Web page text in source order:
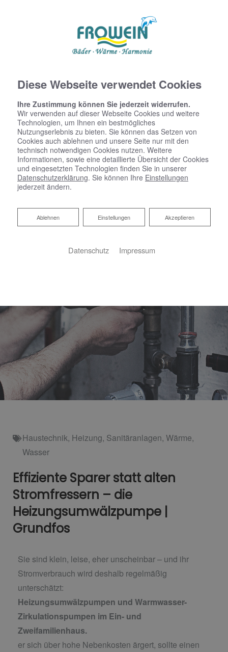
Haustechnik, Heizung, Sanitäranlagen, Wärme,
Wasser
Effiziente Sparer statt alten
Stromfressern – die
Heizungsumwälzpumpe |
Grundfos
Sie sind klein, leise, eher unscheinbar – und ihr
Stromverbrauch wird deshalb regelmäßig
unterschätzt:
Heizungsumwälzpumpen und Warmwasser-
Zirkulationspumpen im Ein- und
Zweifamilienhaus.
er sich über hohe Nebenkosten ärgert, sollte einen
Diese Webseite verwendet Cookies
Ihre Zustimmung können Sie jederzeit widerrufen.
Wir verwenden auf dieser Webseite Cookies und weitere
Technologien, um Ihnen ein bestmögliches
Nutzungserlebnis zu bieten. Sie können das Setzen von
Cookies auch ablehnen und unsere Seite nur mit den
technisch notwendigen Cookies nutzen. Weitere
Informationen, sowie eine detaillierte Übersicht der Cookies
und eingesetzten Technologien finden Sie in unserer
Datenschutzerklärung. Sie können Ihre Einstellungen
jederzeit ändern.
Akzeptieren
Einstellungen
Ablehnen
Ablehnen
Datenschutz Impressum